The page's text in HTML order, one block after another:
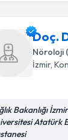
Doç.
Nöroloji
İzmir,
Bakanlığı
Atatürk